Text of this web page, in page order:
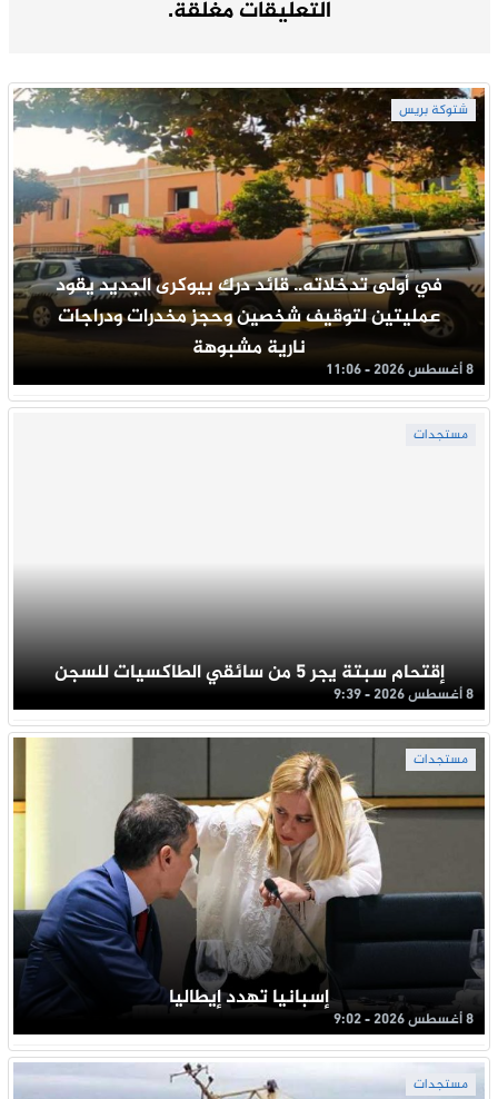
التعليقات مغلقة.
شتوكة بريس
في أولى تدخلاته.. قائد درك بيوكرى الجديد يقود
عمليتين لتوقيف شخصين وحجز مخدرات ودراجات
نارية مشبوهة
8 أغسطس 2026 - 11:06
مستجدات
إقتحام سبتة يجر 5 من سائقي الطاكسيات للسجن
8 أغسطس 2026 - 9:39
مستجدات
إسبانيا تهدد إيطاليا
8 أغسطس 2026 - 9:02
مستجدات